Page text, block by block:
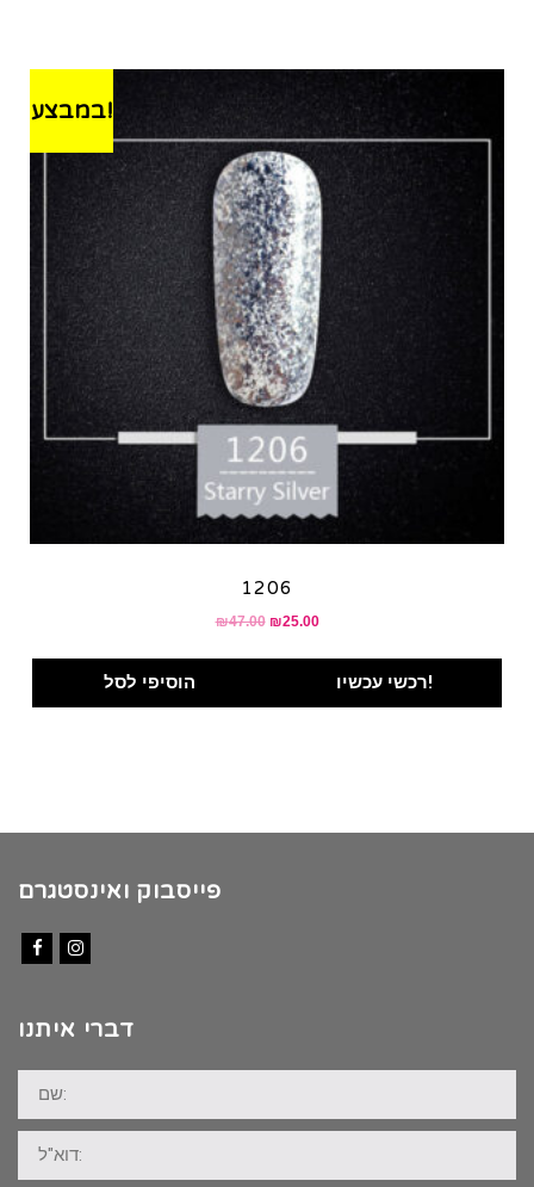
במבצע!
1206
₪47.00 ₪25.00
הוסיפי לסל רכשי עכשיו!
פייסבוק ואינסטגרם
דברי איתנו
שם:
דוא"ל: